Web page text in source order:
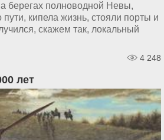
берегах полноводной Невы,
пути, кипела жизнь, стояли порты и
скажем так, локальный
4 248
лет